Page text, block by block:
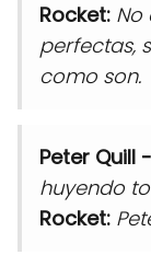
Rocket: No
perfectas,
como son.
Peter Quill
huyendo
Rocket: